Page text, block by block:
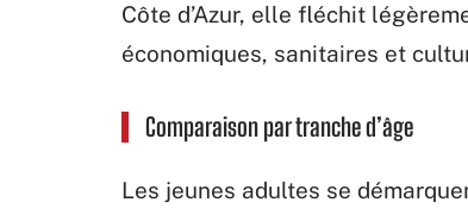
Côte d’Azur, elle fléchit
économiques, sanitaires et
Comparaison par tranche d’âge
Les jeunes adultes se